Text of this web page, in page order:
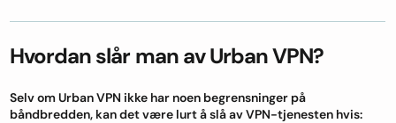
Hvordan slår man av Urban VPN?
Selv om Urban VPN ikke har noen begrensninger på
båndbredden, kan det være lurt å slå av VPN-tjenesten hvis: